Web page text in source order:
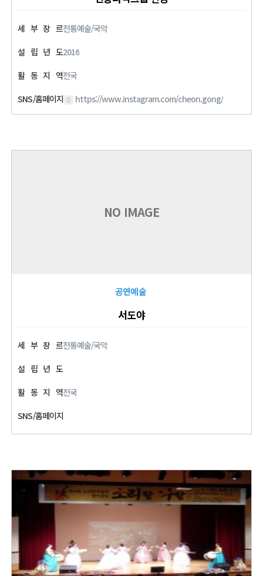
세 부 장 르전통예술/국악
설 립 년 도2016
활 동 지 역전국
SNS/홈페이지
https://www.instagram.com/cheon.gong/
NO IMAGE
공연예술
서도야
세 부 장 르전통예술/국악
설 립 년 도
활 동 지 역전국
SNS/홈페이지